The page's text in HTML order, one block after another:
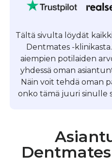
Tältä sivulta löydät
Dentmates -
aiempien potilaiden
yhdessä oman
Näin voit tehdä oman
onko tämä juuri sinulle